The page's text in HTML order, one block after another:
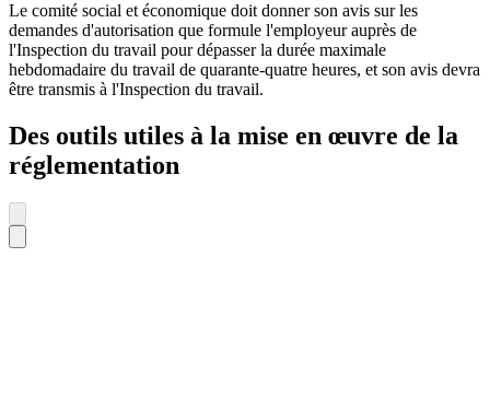
Le comité social et économique doit donner son avis sur les
demandes d'autorisation que formule l'employeur auprès de
l'Inspection du travail pour dépasser la durée maximale
hebdomadaire du travail de quarante-quatre heures, et son avis devra
être transmis à l'Inspection du travail.
Des outils utiles à la mise en œuvre de la
réglementation